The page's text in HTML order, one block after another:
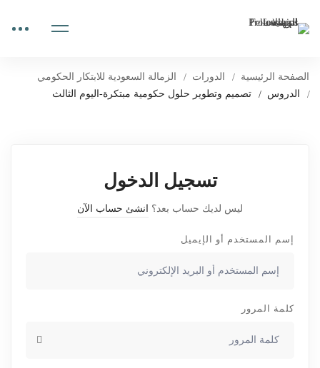
الصفحة الرئيسية الدورات
الزمالة السعودية للابتكار الحكومي
الدروس
تصميم وتطوير حلول حكومية مبتكرة-اليوم الثالث
تسجيل الدخول
ليس لديك حساب بعد؟ انشئ حساب الآن
إسم المستخدم أو الإيميل
كلمة المرور